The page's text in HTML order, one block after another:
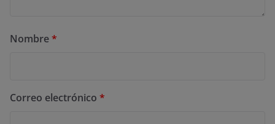
Nombre*
Correo electrónico *